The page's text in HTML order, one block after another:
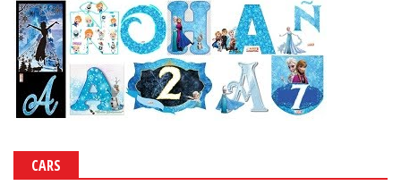
CARS